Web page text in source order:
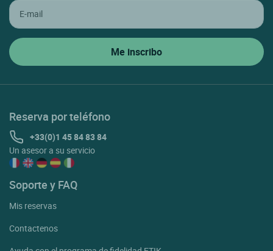
Reserva por teléfono
+33(0)1 45 84 83 84
Un asesor a su servicio
Soporte y FAQ
Mis reservas
Contactenos